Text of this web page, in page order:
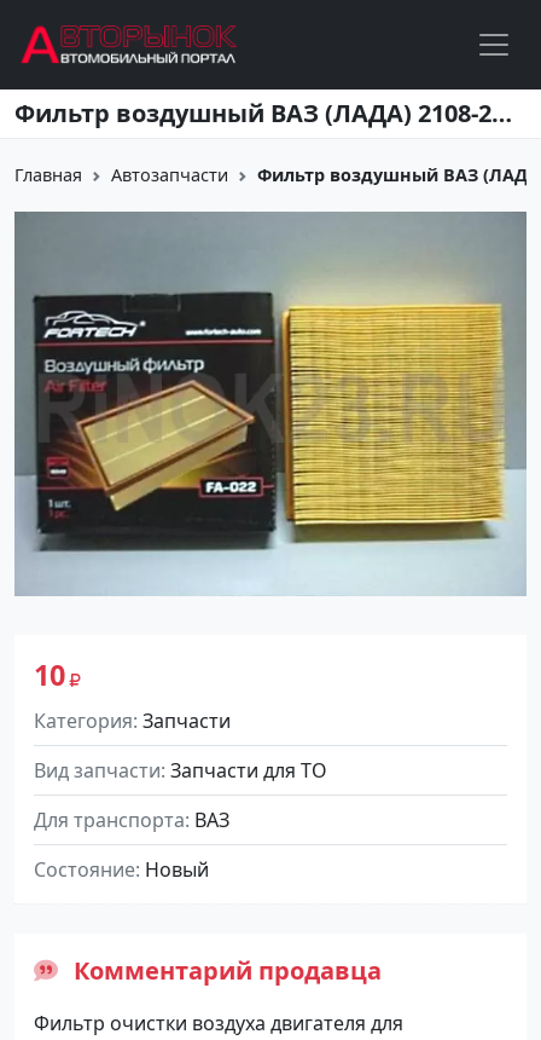
Перейти к основному содержанию Фильтр воздушный ВАЗ (ЛАДА) 2108-2112, Нива инжектор, FA022 Кропоткин
Главная Автозапчасти Фильтр воздушный ВАЗ
10
Категория Запчасти
Вид запчасти Запчасти для ТО
Для транспорта ВАЗ
Состояние Новый
Комментарий продавца
Фильтр очистки воздуха двигателя для